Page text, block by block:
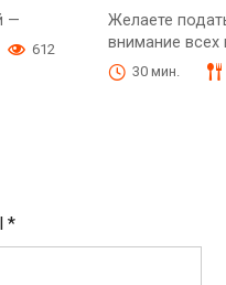
—
612
Желаете
внимание всех
30 мин.
*